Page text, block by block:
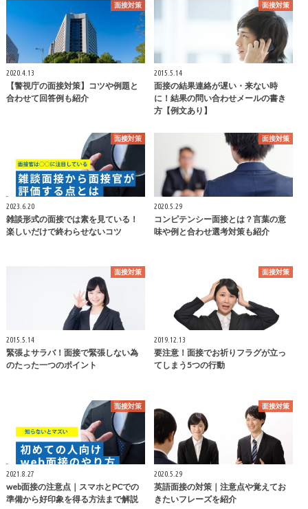
面接対策
2020.4.13
【警視庁の面接対策】コツや例題と
合わせて回答例も紹介
面接対策
2015.5.14
面接の結果連絡が遅い・来ない時
に！結果の問い合わせメールの書き
方【例文あり】
面接対策
2023.6.20
雑談形式の面接では素を見ている！
楽しいだけで終わらせないコツ
面接対策
2020.5.29
コンピテンシー面接とは？言葉の意
味や例と合わせ選考対策も紹介
面接対策
2015.5.14
緊張よサラバ！面接で緊張しない為
のたった一つのポイント
面接対策
2019.12.13
要注意！面接でお祈りフラグが立っ
てしまう5つの行動
面接対策
2021.8.27
web面接の注意点｜スマホとPCでの
準備から好印象を得る方法まで解説
面接対策
2020.5.29
英語面接の対策｜注意点や覚えてお
きたいフレーズを紹介